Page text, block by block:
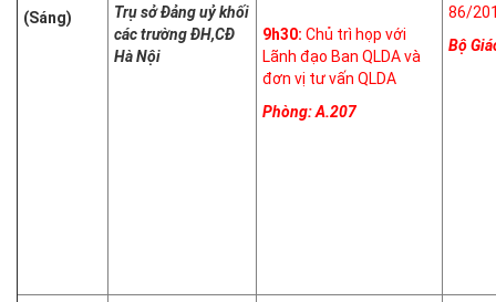
(Sáng)
Trụ sở Đảng uỷ khối
các trường ĐH,CĐ
Hà Nội
9h30: Chủ trì họp với
Lãnh đạo Ban QLDA và
đơn vị tư vấn QLDA
Phòng: A.207
86/
Bộ